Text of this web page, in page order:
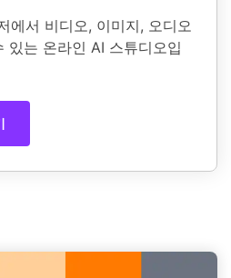
에서 비디오, 이미지, 오디오
있는 온라인 AI 스튜디오입